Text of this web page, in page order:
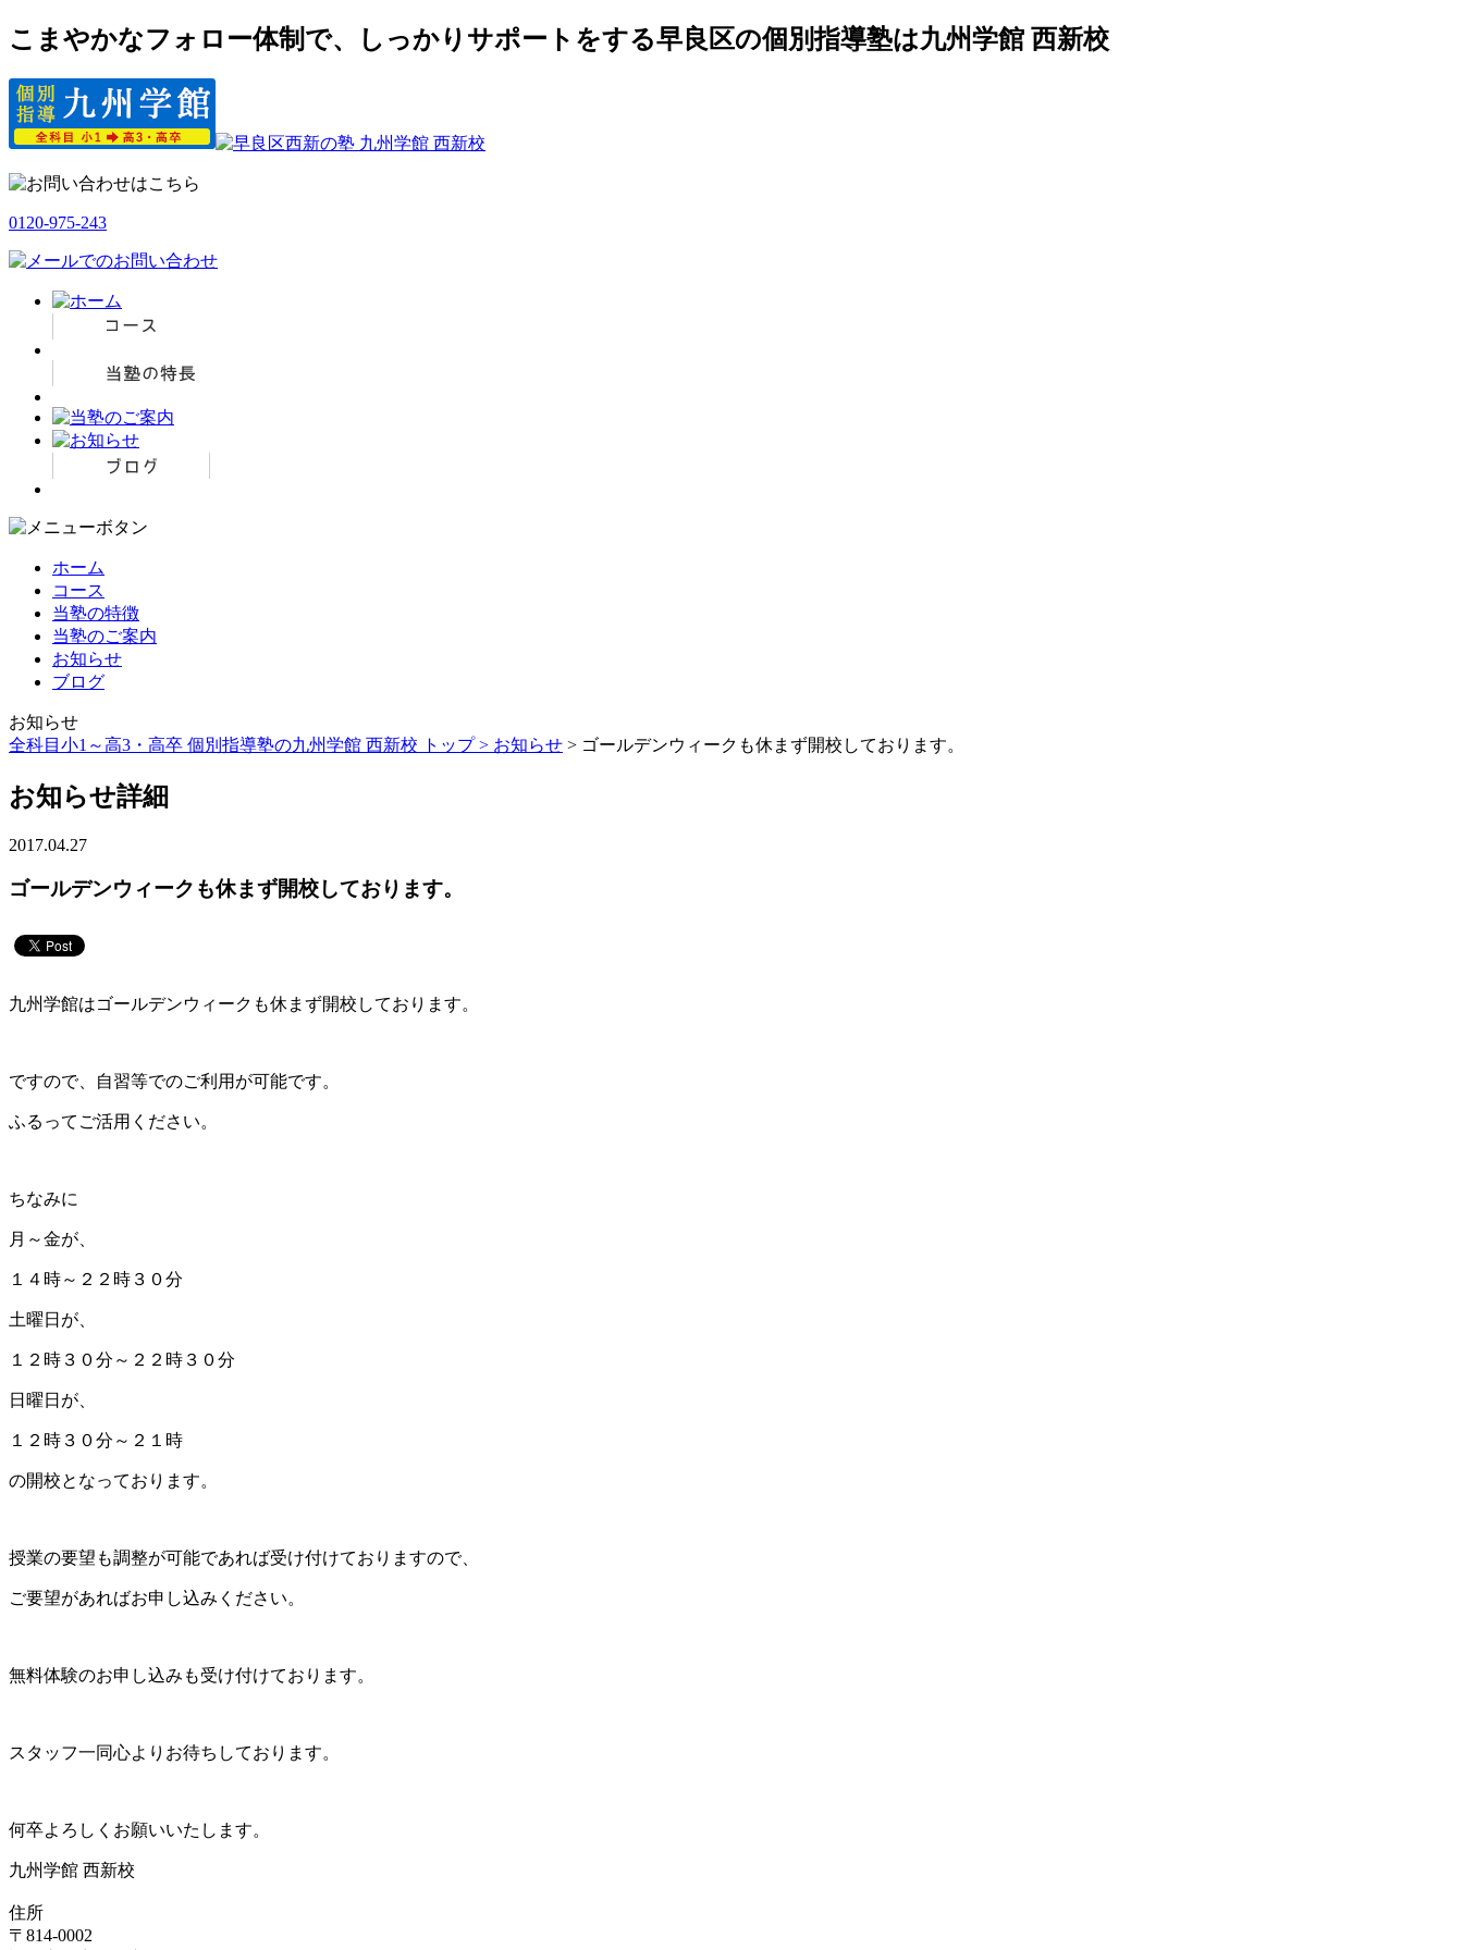
こまやかなフォロー体制で、しっかりサポートをする早良区の個別指導塾は九州学館 西新校
0120-975-243
ホーム
コース
当塾の特徴
当塾のご案内
お知らせ
ブログ
お知らせ
全科目小1～高3・高卒 個別指導塾の九州学館 西新校 トップ > お知らせ > ゴールデンウィークも休まず開校しております。
お知らせ詳細
2017.04.27
ゴールデンウィークも休まず開校しております。
九州学館はゴールデンウィークも休まず開校しております。
ですので、自習等でのご利用が可能です。
ふるってご活用ください。
ちなみに
月～金が、
１４時～２２時３０分
土曜日が、
１２時３０分～２２時３０分
日曜日が、
１２時３０分～２１時
の開校となっております。
授業の要望も調整が可能であれば受け付けておりますので、
ご要望があればお申し込みください。
無料体験のお申し込みも受け付けております。
スタッフ一同心よりお待ちしております。
何卒よろしくお願いいたします。
九州学館 西新校
住所
〒814-0002